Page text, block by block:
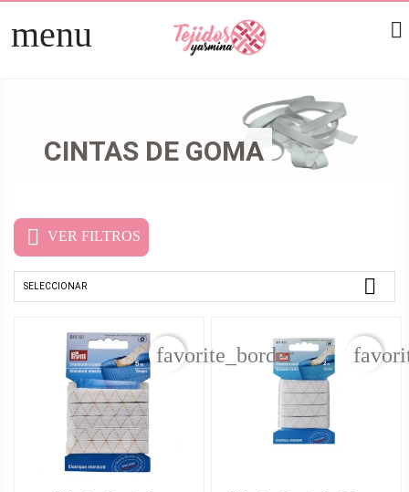
menu
arrow_right
TELAS
arrow_rightHOGAR

CINTAS DE GOMA
 VER FILTROS
SELECCIONAR 
favorite_border